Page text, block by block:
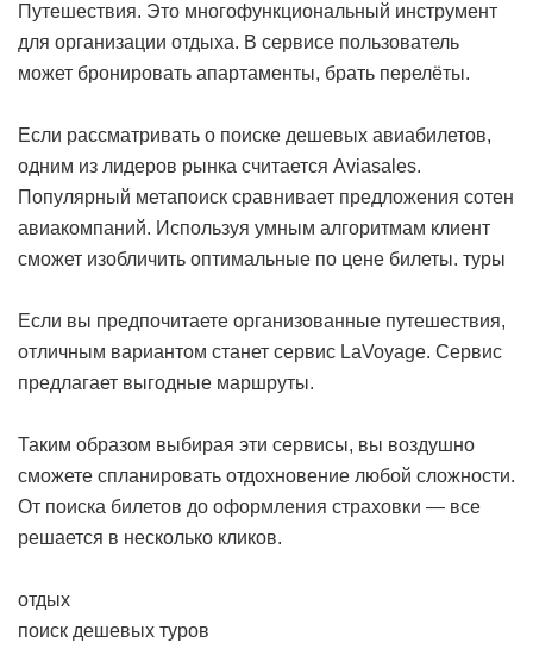
Путешествия. Это многофункциональный инструмент
для организации отдыха. В сервисе пользователь
может бронировать апартаменты, брать перелёты.
Если рассматривать о поиске дешевых авиабилетов,
одним из лидеров рынка считается Aviasales.
Популярный метапоиск сравнивает предложения сотен
авиакомпаний. Используя умным алгоритмам клиент
сможет изобличить оптимальные по цене билеты. туры
Если вы предпочитаете организованные путешествия,
отличным вариантом станет сервис LaVoyage. Сервис
предлагает выгодные маршруты.
Таким образом выбирая эти сервисы, вы воздушно
сможете спланировать отдохновение любой сложности.
От поиска билетов до оформления страховки — все
решается в несколько кликов.
отдых
поиск дешевых туров